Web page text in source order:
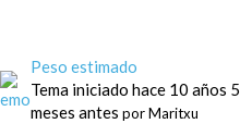
Peso estimado
Tema iniciado hace 10 años 5
meses antes porMaritxu